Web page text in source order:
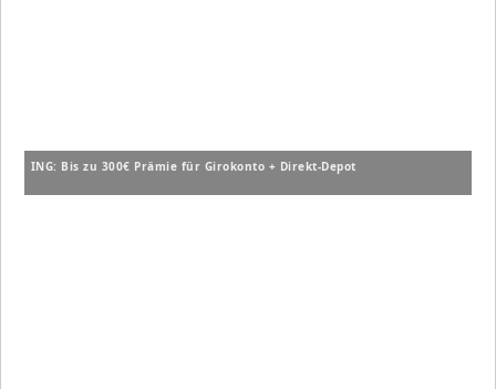
ING: Bis zu 300€ Prämie für Girokonto + Direkt-Depot